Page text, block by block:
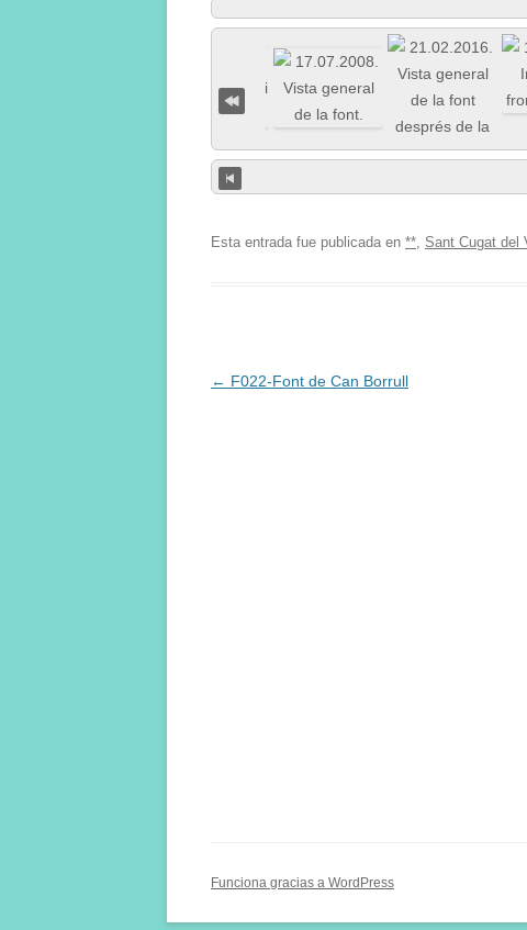
Esta entrada fue publicada en **, Sant Cugat del
Navegación
← F022-Font de Can Borrull
Funciona gracias a WordPress